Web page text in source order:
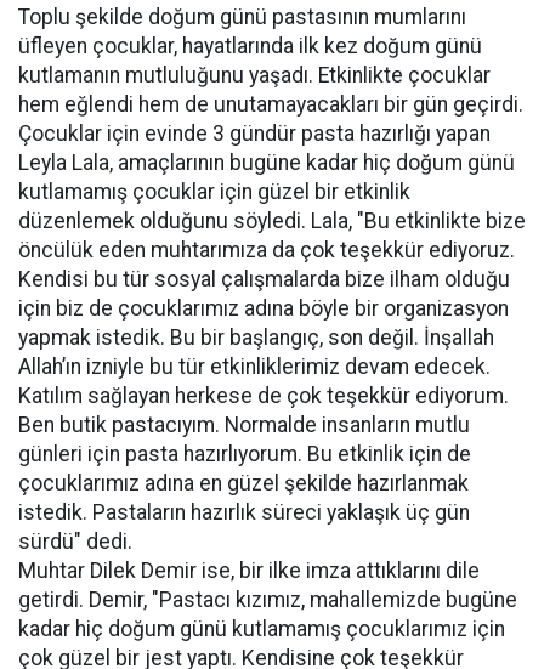
Toplu şekilde doğum günü pastasının mumlarını
üfleyen çocuklar, hayatlarında ilk kez doğum günü
kutlamanın mutluluğunu yaşadı. Etkinlikte çocuklar
hem eğlendi hem de unutamayacakları bir gün geçirdi.
Çocuklar için evinde 3 gündür pasta hazırlığı yapan
Leyla Lala, amaçlarının bugüne kadar hiç doğum günü
kutlamamış çocuklar için güzel bir etkinlik
düzenlemek olduğunu söyledi. Lala, "Bu etkinlikte bize
öncülük eden muhtarımıza da çok teşekkür ediyoruz.
Kendisi bu tür sosyal çalışmalarda bize ilham olduğu
için biz de çocuklarımız adına böyle bir organizasyon
yapmak istedik. Bu bir başlangıç, son değil. İnşallah
Allah’ın izniyle bu tür etkinliklerimiz devam edecek.
Katılım sağlayan herkese de çok teşekkür ediyorum.
Ben butik pastacıyım. Normalde insanların mutlu
günleri için pasta hazırlıyorum. Bu etkinlik için de
çocuklarımız adına en güzel şekilde hazırlanmak
istedik. Pastaların hazırlık süreci yaklaşık üç gün
sürdü" dedi.
Muhtar Dilek Demir ise, bir ilke imza attıklarını dile
getirdi. Demir, "Pastacı kızımız, mahallemizde bugüne
kadar hiç doğum günü kutlamamış çocuklarımız için
çok güzel bir jest yaptı. Kendisine çok teşekkür